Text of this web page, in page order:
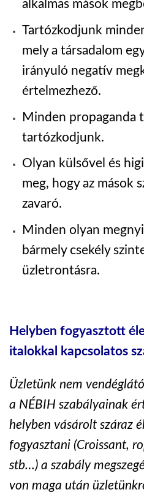
alkalmas mások
Tartózkodjunk
mely a társadalom
irányuló negatív
értelmezhező.
Minden propaganda
tartózkodjunk.
Olyan külsővel és
meg, hogy az mások
zavaró.
Minden olyan
bármely csekély
üzletrontásra.
Helyben fogyasztott
italokkal kapcsolatos
Üzletünk nem
a NÉBIH szabályainak
helyben vásárolt száraz
fogyasztani (Croissant,
stb…) a szabály
von maga után